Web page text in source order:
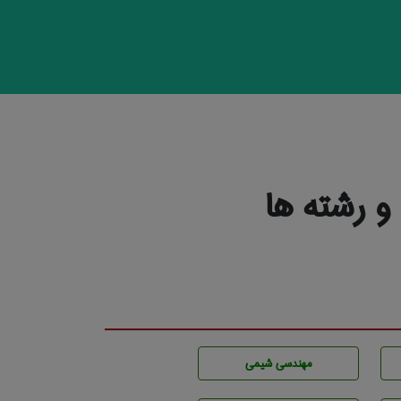
رشته ها
مهندسي شيمی